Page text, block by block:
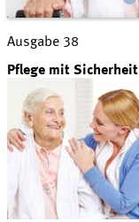
Ausgabe 38
Pflege mit Sicherheit